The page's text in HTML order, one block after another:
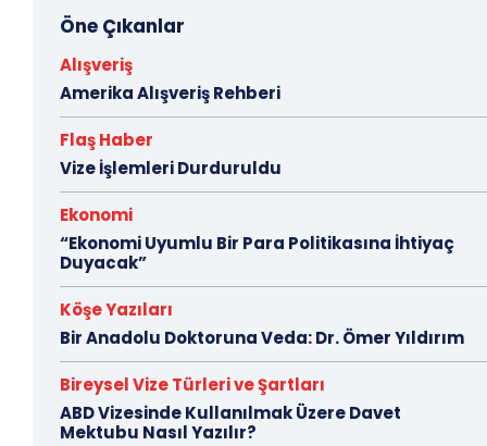
Öne Çıkanlar
Alışveriş
Amerika Alışveriş Rehberi
Flaş Haber
Vize İşlemleri Durduruldu
Ekonomi
“Ekonomi Uyumlu Bir Para Politikasına İhtiyaç
Duyacak”
Köşe Yazıları
Bir Anadolu Doktoruna Veda: Dr. Ömer Yıldırım
Bireysel Vize Türleri ve Şartları
ABD Vizesinde Kullanılmak Üzere Davet
Mektubu Nasıl Yazılır?